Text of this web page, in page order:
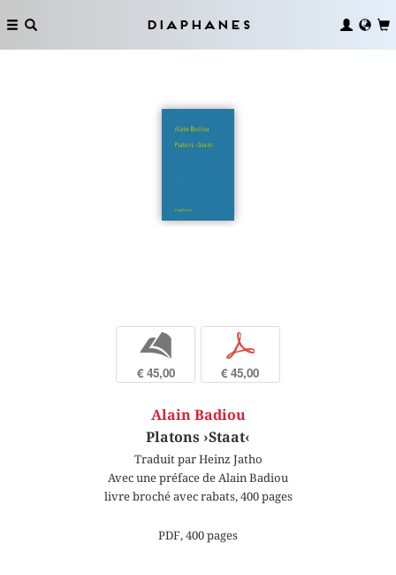
Diaphanes
b
€ 45,00
p
€ 45,00
Alain Badiou
Platons ›Staat‹
Traduit par Heinz Jatho
Avec une préface de Alain Badiou
livre broché avec rabats, 400 pages
PDF, 400 pages